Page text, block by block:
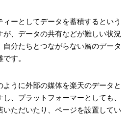
ーとしてデータを蓄積するという
が、データの共有などが難しい状況
自分たちとつながらない層のデータ
す。
うに外部の媒体を楽天のデータと
、プラットフォーマーとしても、
いただいたり、ページを設置してい